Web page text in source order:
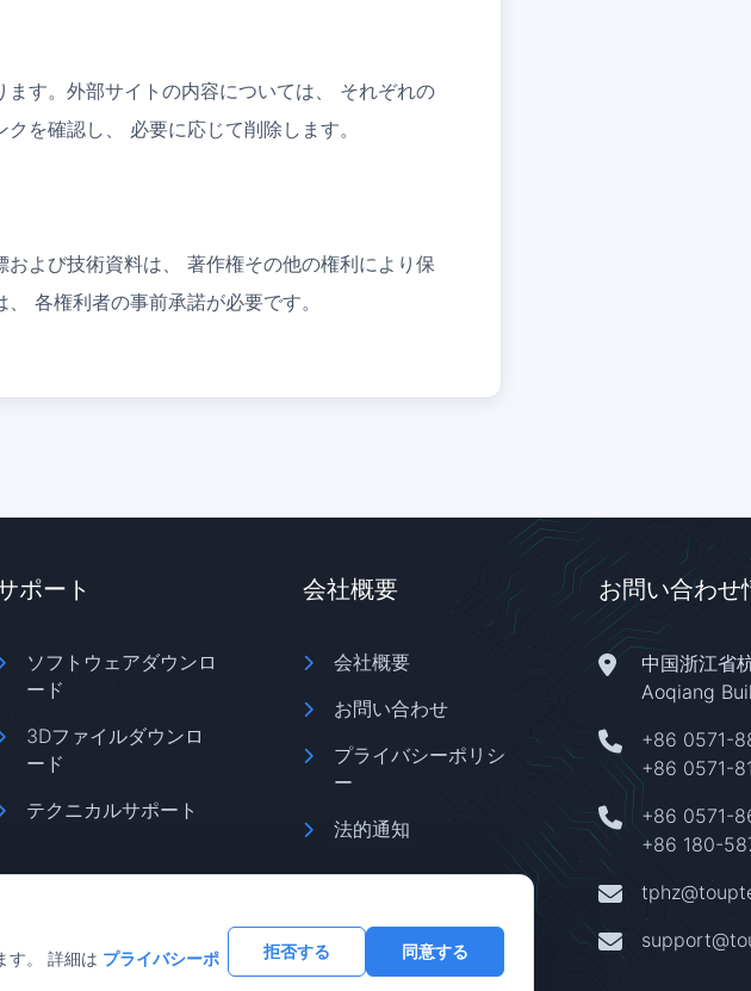
す。外部サイトの内容については、 それぞれの
を確認し、 必要に応じて削除します。
よび技術資料は、 著作権その他の権利により保
各権利者の事前承諾が必要です。
ポート
ソフトウェアダウンロ
ード
3Dファイルダウンロ
ード
テクニカルサポート
会社概要
会社概要
お問い合わせ
プライバシーポリシ
ー
法的通知
お問い合わせ
中国浙江省
Aoqiang
+86 0571-
+86 0571-
+86 0571-
+86 180-
す。 詳細は プライバシーポ
拒否する 同意する